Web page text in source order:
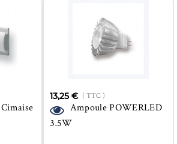
13,25 € ( TTC )
Ampoule POWERLED
3,5W